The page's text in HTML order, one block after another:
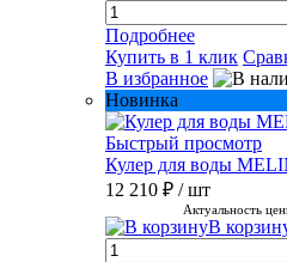
Подробнее
Купить в 1 клик
В избранное
Новинка
Быстрый просмотр
Кулер для воды
12 210 ₽ / шт
Актуальность
В